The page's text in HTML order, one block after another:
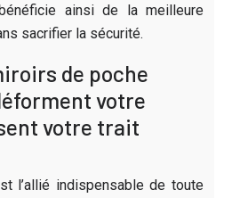
ainsi de la meilleure
sacrifier la sécurité.
de poche
votre
votre trait
l’allié indispensable de toute